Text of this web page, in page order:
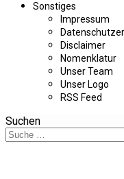
Sonstiges
Impressum
Disclaimer
Nomenklatur
Unser Team
Unser Logo
RSS Feed
Suchen